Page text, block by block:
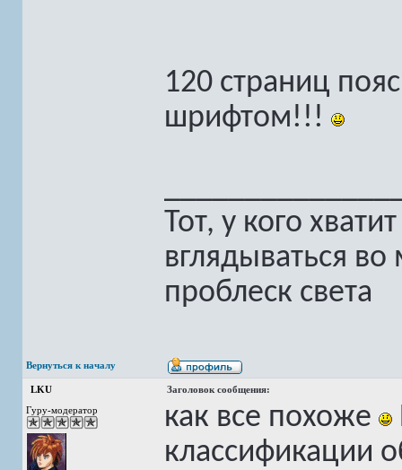
120 страниц
шрифтом!!!
Тот, у кого
вглядываться
проблеск света
Вернуться к началу
LKU
Заголовок сообщения:
Гуру-модератор
как все похоже
классификации